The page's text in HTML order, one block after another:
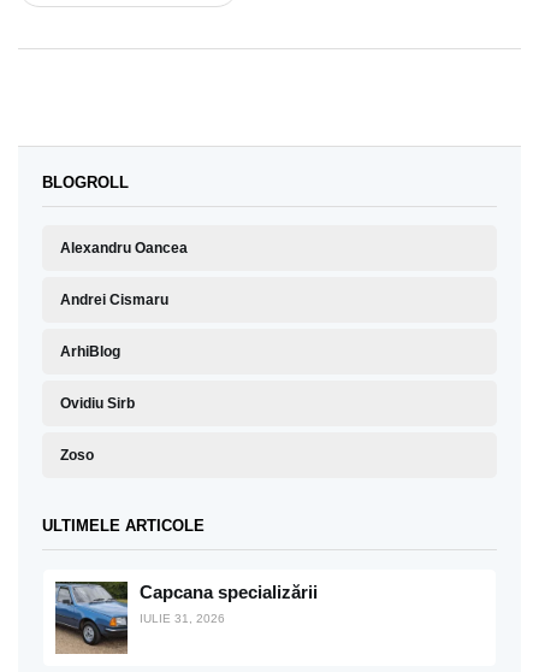
BLOGROLL
Alexandru Oancea
Andrei Cismaru
ArhiBlog
Ovidiu Sirb
Zoso
ULTIMELE ARTICOLE
Capcana specializării
IULIE 31, 2026